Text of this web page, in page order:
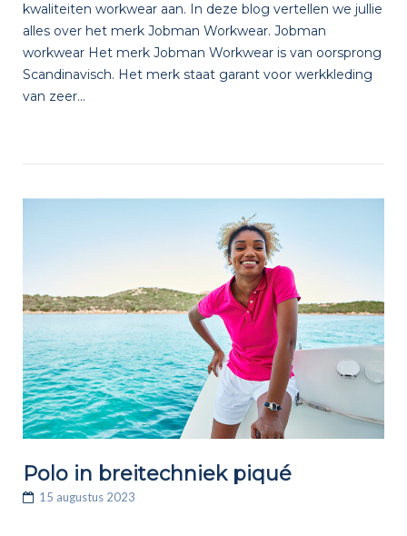
kwaliteiten workwear aan. In deze blog vertellen we jullie
alles over het merk Jobman Workwear. Jobman
workwear Het merk Jobman Workwear is van oorsprong
Scandinavisch. Het merk staat garant voor werkkleding
van zeer...
Polo in breitechniek piqué
15 augustus 2023